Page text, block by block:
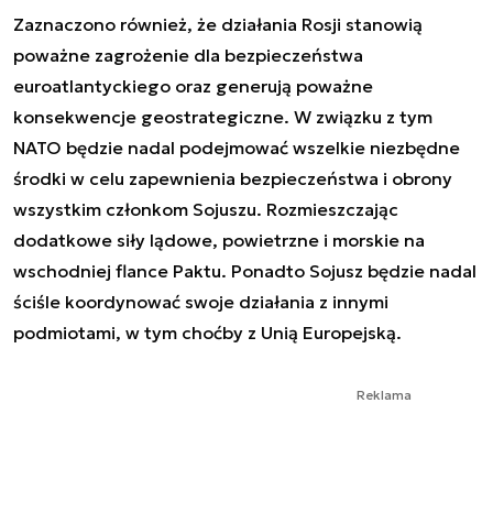
Zaznaczono również, że działania Rosji stanowią
poważne zagrożenie dla bezpieczeństwa
euroatlantyckiego oraz generują poważne
konsekwencje geostrategiczne. W związku z tym
NATO będzie nadal podejmować wszelkie niezbędne
środki w celu zapewnienia bezpieczeństwa i obrony
wszystkim członkom Sojuszu. Rozmieszczając
dodatkowe siły lądowe, powietrzne i morskie na
wschodniej flance Paktu. Ponadto Sojusz będzie nadal
ściśle koordynować swoje działania z innymi
podmiotami, w tym choćby z Unią Europejską.
Reklama